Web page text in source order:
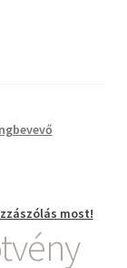
most!